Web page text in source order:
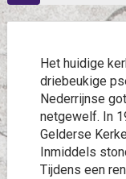
Het huidige
driebeukige
Nederrijnse
netgewelf. In
Gelderse
Inmiddels
Tijdens een